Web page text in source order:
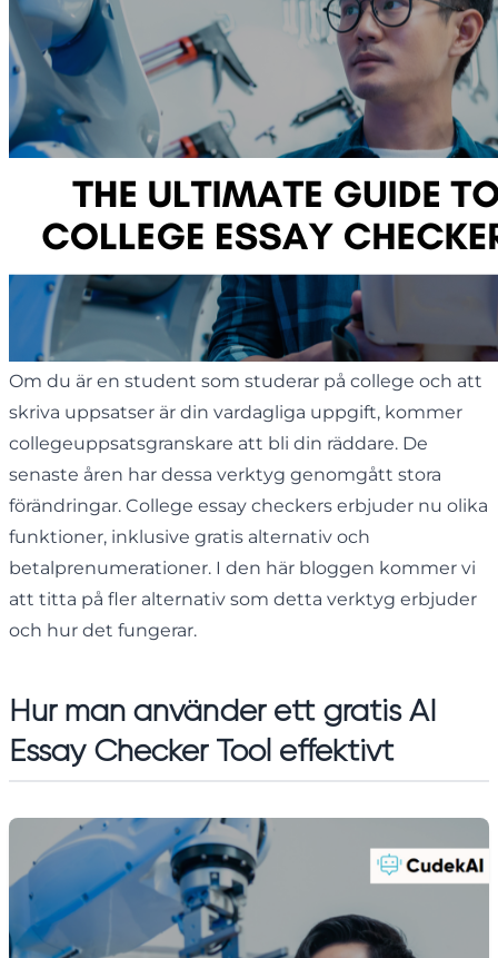
Om du är en student som studerar på college och att
skriva uppsatser är din vardagliga uppgift, kommer
collegeuppsatsgranskare att bli din räddare. De
senaste åren har dessa verktyg genomgått stora
förändringar. College essay checkers erbjuder nu olika
funktioner, inklusive gratis alternativ och
betalprenumerationer. I den här bloggen kommer vi
att titta på fler alternativ som detta verktyg erbjuder
och hur det fungerar.
Hur man använder ett gratis AI
Essay Checker Tool effektivt